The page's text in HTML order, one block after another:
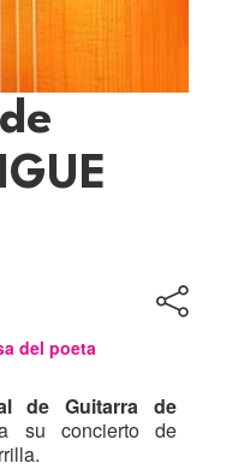
del poeta
de Guitarra de
su concierto de